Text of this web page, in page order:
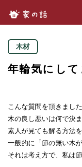
木材
年輪気にして
こんな質問を頂きました
木の良し悪いは何で決
素人が見ても解る方法
一般的に「節の無い木
それは考え方で、私は